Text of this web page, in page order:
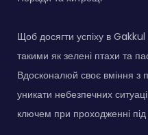
Щоб досягти успіху в
такими як зелені птахи та
Вдосконалюй своє вміння з
уникати небезпечних
ключем при проходженні